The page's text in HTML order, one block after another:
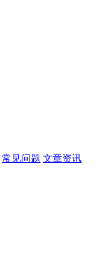
常见问题 文章资讯